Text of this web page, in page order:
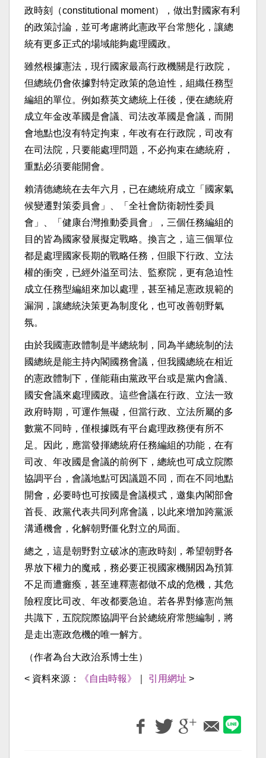
政時刻（constitutional moment），做出對國家有利
的政策討論，並可考慮將此憲政平台常態化，讓總
統有更多正式的場域能夠處理國政。
雖然根據憲法，現行國家最高行政機關是行政院，
但總統仍會依據對特定政策的急迫性，組織任務型
編組的單位。例如蔡英文總統上任後，便在總統府
成立年金改革國是會議、司法改革國是會議，而開
會地點也沒有特定拘束，年改有在行政院，司改有
在司法院，只要能處理問題，不必拘束在總統府，
重點必須要能開會。
賴清德總統在去年六月，已在總統府成立「國家氣
候變遷對策委員會」、「全社會防衛韌性委員
會」、「健康台灣推動委員會」，三個任務編組的
目的皆為國家發展擬定戰略。換言之，這三個單位
都是處理國家長期的戰略任務，但眼下行政、立法
權的衝突，已經外溢至司法、監察院，更有急迫性
成立任務型編組來加以處理，甚至補足憲政規範的
漏洞，讓總統決策更為制度化，也可改善朝野氣
氛。
由於我國憲政體制是半總統制，同為半總統制的法
國總統是能主持內閣國務會議，但我國總統在相近
的憲政體制下，僅能藉由黨政平台或是黨內會議、
國安會議來處理國政。這些會議在行政、立法一致
政府時期，可運作無礙，但當行政、立法所屬的多
數黨不同時，僅根據既有平台處理政務便有所不
足。因此，應當發揮總統府任務編組的功能，在有
司改、年改國是會議的前例下，總統也可成立院際
協調平台，會議地點可因議題不同，而在不同地點
開會，必要時也可按國是會議模式，邀集內閣部會
首長、政黨代表共同列席會議，以此來增加跨黨派
溝通機會，化解朝野僵化對立的局面。
總之，這是朝野對立破冰的憲政時刻，希望朝野各
界放下權力的魔戒，務必要正視國家機關因為預算
不足而遭癱瘓，甚至連釋憲都做不成的危機，其危
險程度比司改、年改都要急迫。若各界對修憲尚無
共識下，五院院際協調平台於總統府常態編制，將
是走出憲政危機的唯一解方。
（作者為台大政治系博士生）
< 資料來源： 《自由時報》 引用網址 >